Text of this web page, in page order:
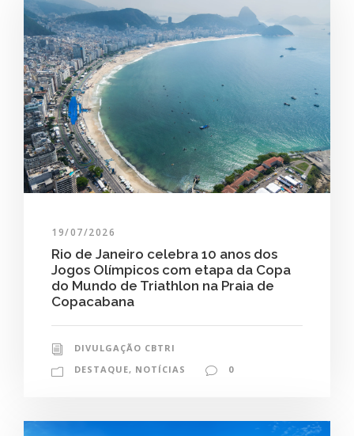
19/07/2026
Rio de Janeiro celebra 10 anos dos
Jogos Olímpicos com etapa da Copa
do Mundo de Triathlon na Praia de
Copacabana
DIVULGAÇÃO CBTRI
DESTAQUE, NOTÍCIAS 0